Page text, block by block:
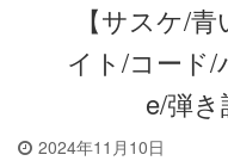
【サスケ/
イト/コード/
e/弾き
2024年11月10日